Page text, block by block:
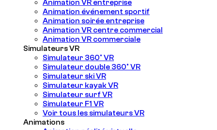
Animation VR entreprise
Animation événement sportif
Animation soirée entreprise
Animation VR centre commercial
Animation VR commerciale
Simulateurs VR
Simulateur 360° VR
Simulateur double 360° VR
Simulateur ski VR
Simulateur kayak VR
Simulateur surf VR
Simulateur F1 VR
Voir tous les simulateurs VR
Animations